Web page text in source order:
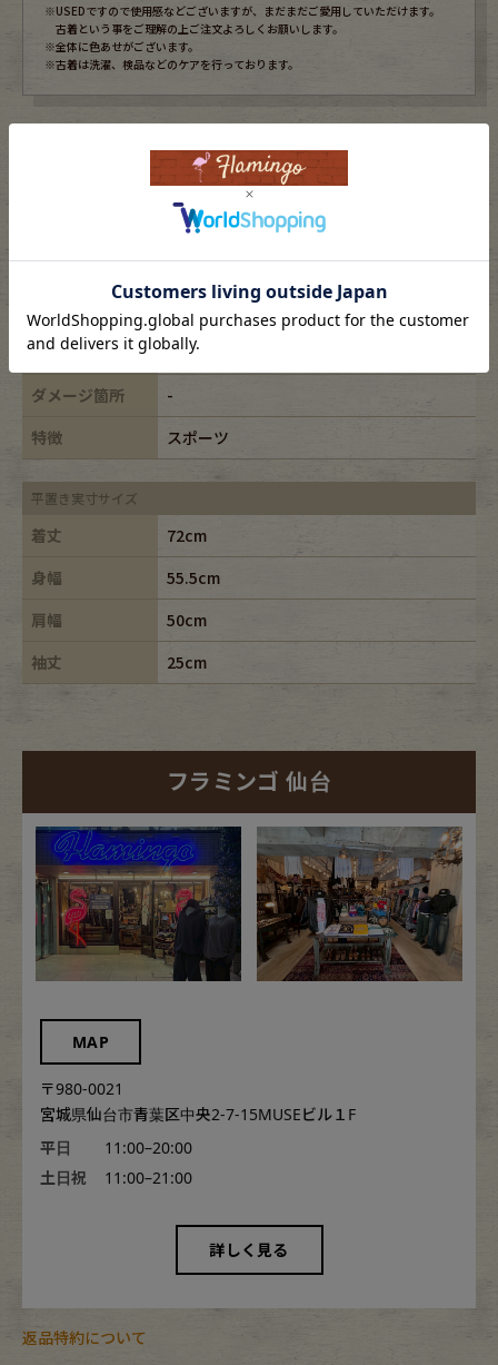
※USEDですので使用感などございますが、まだまだご愛用していただけます。
古着という事をご理解の上ご注文よろしくお願いします。
※全体に色あせがございます。
※古着は洗濯、検品などのケアを行っております。
XL
NIKE/ナイキ
素材
cotton100%
年代
-
カラー
ネイビー/navy
ダメージ箇所
-
特徴
スポーツ
平置き実寸サイズ
着丈
72cm
身幅
55.5cm
肩幅
50cm
袖丈
25cm
フラミンゴ 仙台
MAP
〒980-0021
宮城県仙台市青葉区中央2-7-15MUSEビル１F
平日
11:00–20:00
土日祝
11:00–21:00
詳しく見る
返品特約について